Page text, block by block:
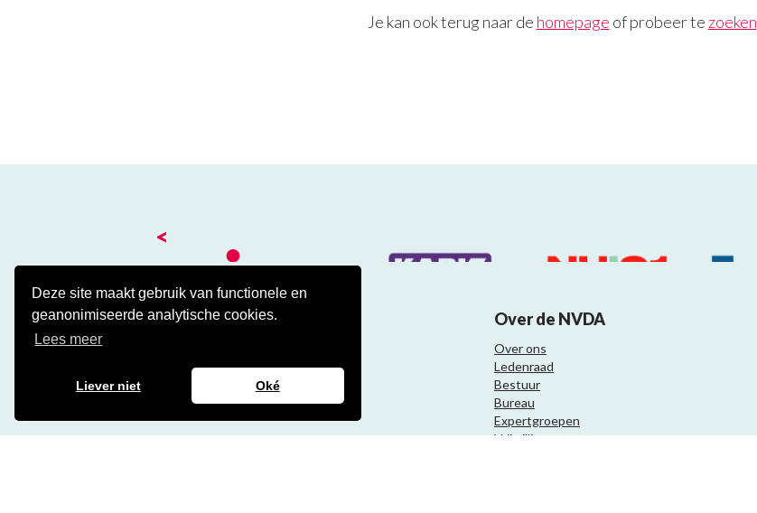
Deze site maakt gebruik van functionele en
geanonimiseerde analytische cookies.
Lees meer
Liever niet Oké
Je kan ook terug naar de homepage of probeer te zoeken
<
Kantoor
3743 KE Baarn
Contact
Over de NVDA
Over ons
Ledenraad
Bestuur
Bureau
Expertgroepen
Vrijwilligers